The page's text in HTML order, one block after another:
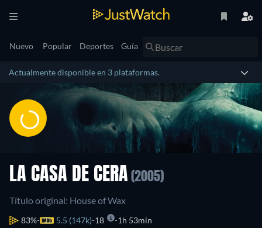
Nuevo Popular Deportes Guía
Actualmente disponible en 3 plataformas.
LA CASA DE CERA (2005)
Título original: House of Wax
83% 5.5 (147k) 18 1h 53min